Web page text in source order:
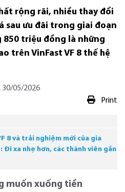
rộng rãi, nhiều thay đổi
sau ưu đãi trong giai đoạn
850 triệu đồng là những
trên VinFast VF 8 thế hệ
30/05/2026
Print
8 và trải nghiệm mới của gia
Đi xa nhẹ hơn, các thành viên gắn
muốn xuống tiền